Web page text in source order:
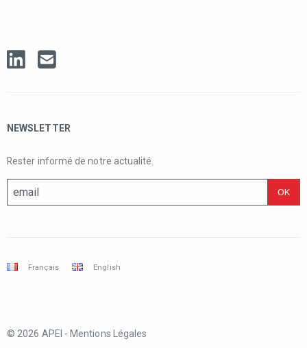
NEWSLETTER
Rester informé de notre actualité.
Français English
© 2026 APEI - Mentions Légales